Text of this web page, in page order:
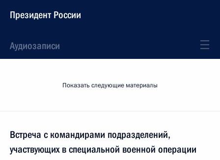
Президент России
Аудиозаписи
Показать следующие материалы
Встреча с командирами подразделений,
участвующих в специальной военной операции